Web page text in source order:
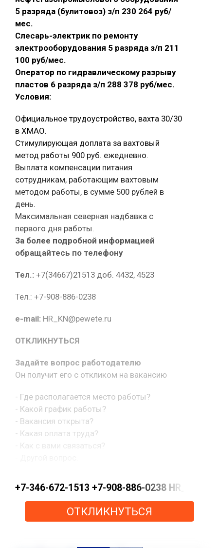
5 разряда (булитовоз) з/п 230 264 руб/
мес.
Слесарь-электрик по ремонту
электрооборудования 5 разряда з/п 211
100 руб/мес.
Оператор по гидравлическому разрыву
пластов 6 разряда з/п 288 378 руб/мес.
Условия:
Официальное трудоустройство, вахта 30/30
в ХМАО.
Стимулирующая доплата за вахтовый
метод работы 900 руб. ежедневно.
Выплата компенсации питания
сотрудникам, работающим вахтовым
методом работы, в сумме 500 рублей в
день.
Максимальная северная надбавка с
первого дня работы.
За более подробной информацией
обращайтесь по телефону
Тел.: +7(34667)21513 доб. 4432, 4523
Тел.: +7-908-886-0238
e-mail: HR_KN@pewete.ru
ОТКЛИКНУТЬСЯ
Задайте вопрос работодателю
Он получит его с откликом на вакансию
- Где располагается место работы?
- Какой график работы?
- Вакансия открыта?
- Какая оплата труда?
+7-346-672-1513 +7-908-886-0238
ОТКЛИКНУТЬСЯ